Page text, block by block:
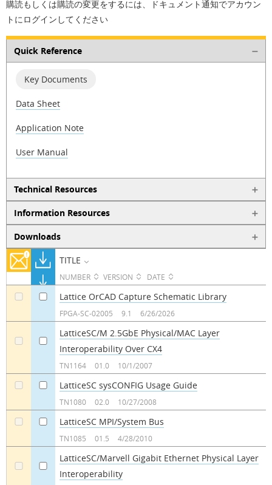
購読もしくは購読の変更をするには、ドキュメント通知でアカウン
トにログインしてください
Quick Reference
Key Documents
Data Sheet
Application Note
User Manual
Technical Resources
Information Resources
Downloads
TITLE
NUMBER VERSION DATE
Lattice OrCAD Capture Schematic Library
FPGA-SC-02005 9.1 6/26/2026
LatticeSC/M 2.5GbE Physical/MAC Layer
Interoperability Over CX4
TN1164 01.0 10/1/2007
LatticeSC sysCONFIG Usage Guide
TN1080 02.0 10/27/2008
LatticeSC MPI/System Bus
TN1085 01.5 4/28/2010
LatticeSC/Marvell Gigabit Ethernet Physical Layer
Interoperability